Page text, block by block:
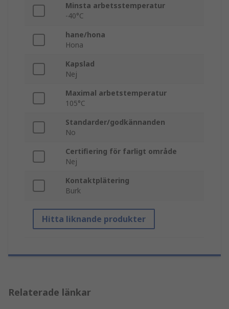
Minsta arbetsstemperatur
-40°C
hane/hona
Hona
Kapslad
Nej
Maximal arbetstemperatur
105°C
Standarder/godkännanden
No
Certifiering för farligt område
Nej
Kontaktplätering
Burk
Hitta liknande produkter
Relaterade länkar